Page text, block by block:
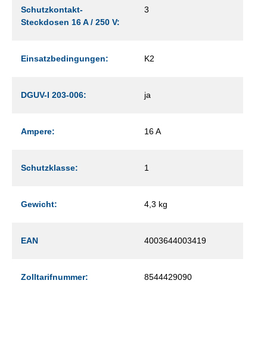
Schutzkontakt-
Steckdosen 16 A / 250 V:
3
Einsatzbedingungen: K2
DGUV-I 203-006: ja
Ampere: 16 A
Schutzklasse: 1
Gewicht: 4,3 kg
EAN 4003644003419
Zolltarifnummer: 8544429090